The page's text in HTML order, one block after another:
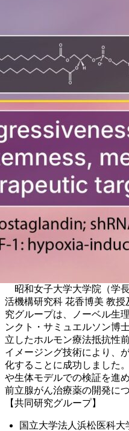
昭和女子大学大学院（学
活機構研究科 花香博美 教
究グループは、ノーベル生
ンクト・サミュエルソン博
立したホルモン療法抵抗性
イメージング技術により、
化することに成功しました
や生体モデルでの検証を進
前立腺がん治療薬の開発に
【共同研究グループ】
国立大学法人浜松医科大